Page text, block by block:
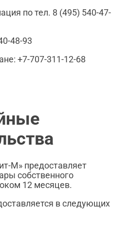
по тел. 8 (495) 540-47-
48-93
+7-707-311-12-68
М» предоставляет
собственного
12 месяцев.
в следующих